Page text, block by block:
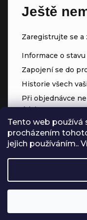
Tento web používá
procházením
jejich používáním..
Ještě
Zaregistrujte se a
Informace o
Zapojení se do
Historie všech
Při objednávce
údaje
Přednostní
Body za každý
Copyright 2026